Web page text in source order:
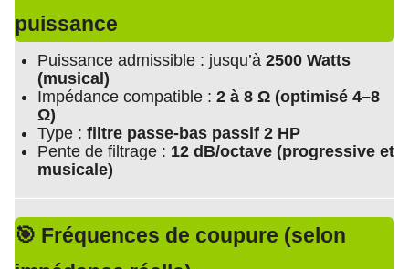
puissance
Puissance admissible : jusqu’à 2500 Watts
(musical)
Impédance compatible : 2 à 8 Ω (optimisé 4–8
Ω)
Type : filtre passe-bas passif 2 HP
Pente de filtrage : 12 dB/octave (progressive et
musicale)
🎯 Fréquences de coupure (selon